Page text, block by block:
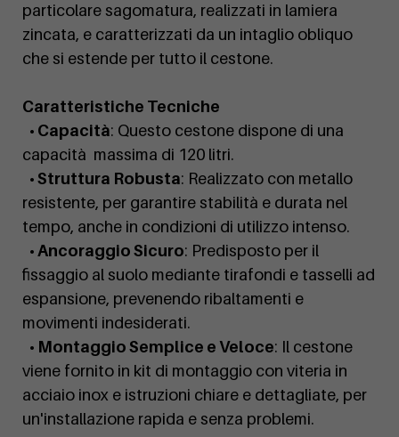
particolare sagomatura, realizzati in lamiera
zincata, e caratterizzati da un intaglio obliquo
che si estende per tutto il cestone.
Caratteristiche Tecniche
• Capacità: Questo cestone dispone di una
capacità massima di 120 litri.
• Struttura Robusta: Realizzato con metallo
resistente, per garantire stabilità e durata nel
tempo, anche in condizioni di utilizzo intenso.
• Ancoraggio Sicuro: Predisposto per il
fissaggio al suolo mediante tirafondi e tasselli ad
espansione, prevenendo ribaltamenti e
movimenti indesiderati.
• Montaggio Semplice e Veloce: Il cestone
viene fornito in kit di montaggio con viteria in
acciaio inox e istruzioni chiare e dettagliate, per
un'installazione rapida e senza problemi.